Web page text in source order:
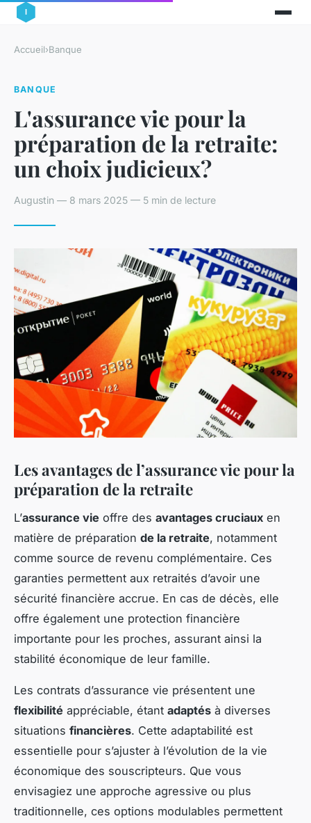
Accueil›Banque
BANQUE
L'assurance vie pour la
préparation de la retraite:
un choix judicieux?
Augustin — 8 mars 2025 — 5 min de lecture
Les avantages de l’assurance vie pour la
préparation de la retraite
L’assurance vie offre des avantages cruciaux en
matière de préparation de la retraite, notamment
comme source de revenu complémentaire. Ces
garanties permettent aux retraités d’avoir une
sécurité financière accrue. En cas de décès, elle
offre également une protection financière
importante pour les proches, assurant ainsi la
stabilité économique de leur famille.
Les contrats d’assurance vie présentent une
flexibilité appréciable, étant adaptés à diverses
situations financières. Cette adaptabilité est
essentielle pour s’ajuster à l’évolution de la vie
économique des souscripteurs. Que vous
envisagiez une approche agressive ou plus
traditionnelle, ces options modulables permettent